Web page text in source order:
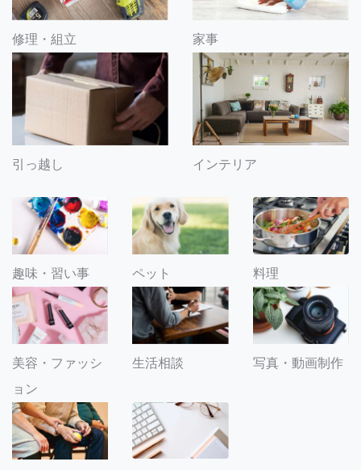
修理・組立 家事
引っ越し インテリア
趣味・習い事 ペット 料理
美容・ファッシ
ョン
生活相談 写真・動画制作